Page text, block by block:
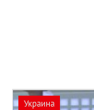
Украина